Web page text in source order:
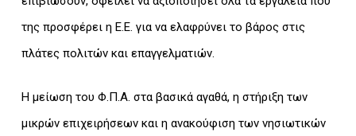
της προσφέρει η Ε.Ε. για να ελαφρύνει το βάρος στις
πλάτες πολιτών και επαγγελματιών.
Η μείωση του Φ.Π.Α. στα βασικά αγαθά, η στήριξη των
μικρών επιχειρήσεων και η ανακούφιση των νησιωτικών